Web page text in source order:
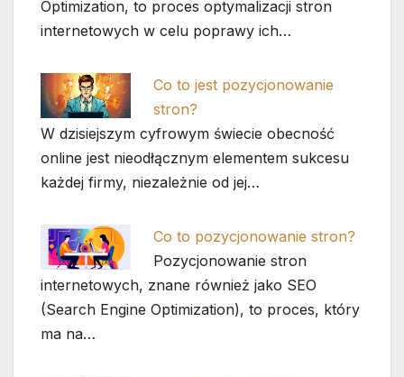
Optimization, to proces optymalizacji stron
internetowych w celu poprawy ich…
Co to jest pozycjonowanie
stron?
W dzisiejszym cyfrowym świecie obecność
online jest nieodłącznym elementem sukcesu
każdej firmy, niezależnie od jej…
Co to pozycjonowanie stron?
Pozycjonowanie stron
internetowych, znane również jako SEO
(Search Engine Optimization), to proces, który
ma na…